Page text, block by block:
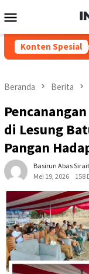
ke
Mobile
Konten Spesial
pada
Beranda Berita
di Lesung
Pangan
Basirun Abas Sirait
Mei 19, 2026
158